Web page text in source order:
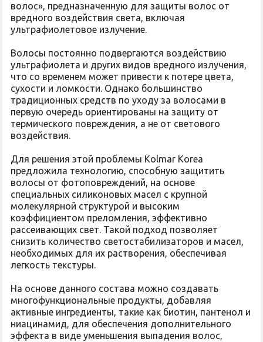
волос», предназначенную для защиты волос от
вредного воздействия света, включая
ультрафиолетовое излучение.
Волосы постоянно подвергаются воздействию
ультрафиолета и других видов вредного излучения,
что со временем может привести к потере цвета,
сухости и ломкости. Однако большинство
традиционных средств по уходу за волосами в
первую очередь ориентированы на защиту от
термического повреждения, а не от светового
воздействия.
Для решения этой проблемы Kolmar Korea
предложила технологию, способную защитить
волосы от фотоповреждений, на основе
специальных силиконовых масел с крупной
молекулярной структурой и высоким
коэффициентом преломления, эффективно
рассеивающих свет. Такой подход позволяет
снизить количество светостабилизаторов и масел,
необходимых для их растворения, обеспечивая
легкость текстуры.
На основе данного состава можно создавать
многофункциональные продукты, добавляя
активные ингредиенты, такие как биотин, пантенол и
ниацинамид, для обеспечения дополнительного
эффекта в виде уменьшения выпадения волос,